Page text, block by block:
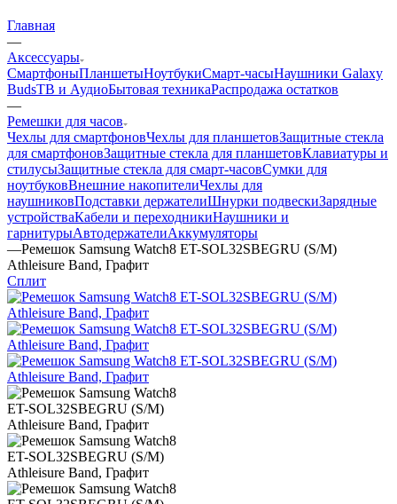
Главная
—
Аксессуары
СмартфоныПланшетыНоутбукиСмарт-часыНаушники Galaxy
BudsТВ и АудиоБытовая техникаРаспродажа остатков
—
Ремешки для часов
Чехлы для смартфоновЧехлы для планшетовЗащитные стекла
для смартфоновЗащитные стекла для планшетовКлавиатуры и
стилусыЗащитные стекла для смарт-часовСумки для
ноутбуковВнешние накопителиЧехлы для
наушниковПодставки держателиШнурки подвескиЗарядные
устройстваКабели и переходникиНаушники и
гарнитурыАвтодержателиАккумуляторы
—Ремешок Samsung Watch8 ET-SOL32SBEGRU (S/M)
Athleisure Band, Графит
Сплит